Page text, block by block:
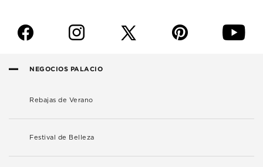
f i p y
NEGOCIOS PALACIO
Rebajas de Verano
Festival de Belleza